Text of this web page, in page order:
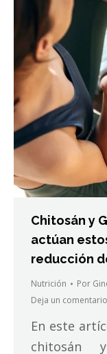
Chitosán y
actúan
reducción
Nutrición Por
Deja un comentario
En este
chitosán